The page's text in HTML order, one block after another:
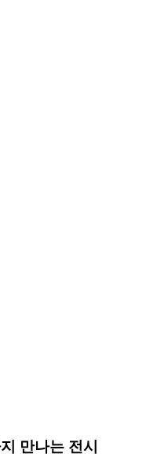
만나는 전시